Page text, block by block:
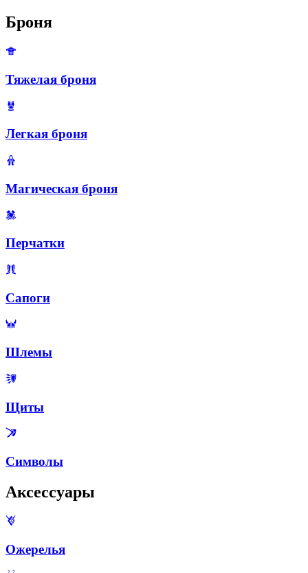
Броня
Тяжелая броня
Легкая броня
Магическая броня
Перчатки
Сапоги
Шлемы
Щиты
Символы
Аксессуары
Ожерелья